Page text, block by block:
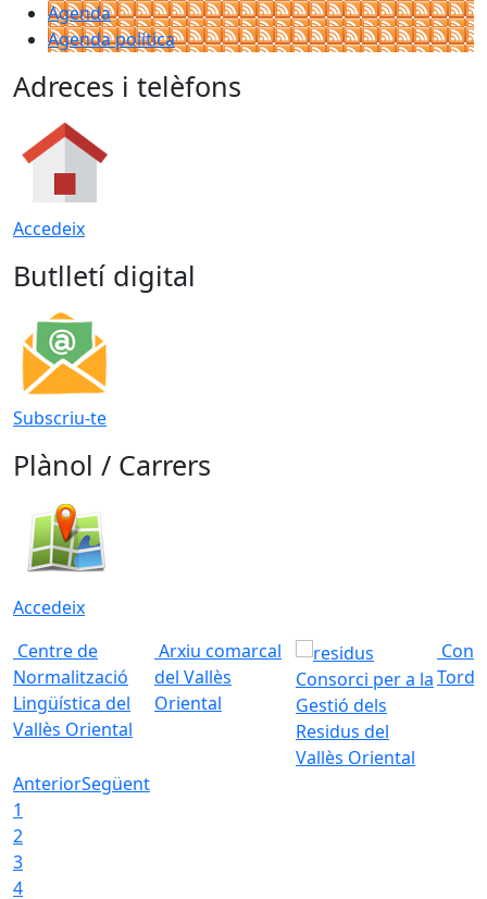
Agenda
Agenda política
Adreces i telèfons
Accedeix
Butlletí digital
Subscriu-te
Plànol / Carrers
Accedeix
Centre de
Normalització
Lingüística del
Vallès Oriental
Arxiu comarcal
del Vallès
Oriental
Consorci per a la
Gestió dels
Residus del
Vallès Oriental
AnteriorSegüent
1
2
3
4